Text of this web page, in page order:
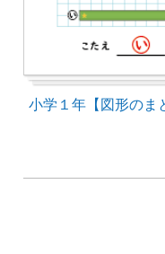
小学１年【図形の